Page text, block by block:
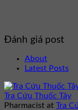
Đánh giá post
About
Latest Posts
Tra Cứu Thuốc Tây
Pharmacist at Tra